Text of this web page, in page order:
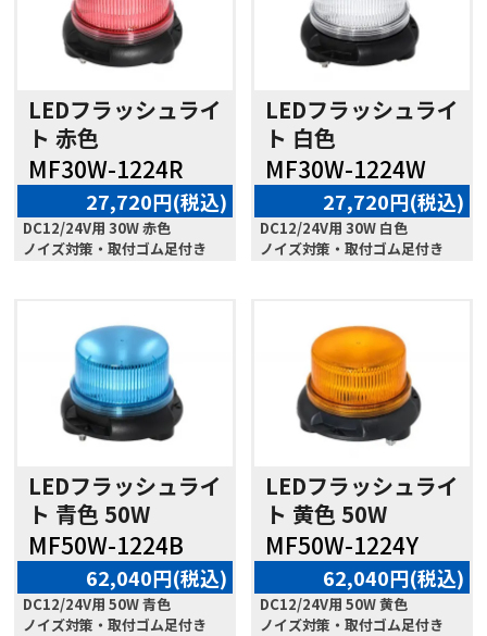
LEDフラッシュライ
ト 赤色
MF30W-1224R
27,720円(税込)
DC12/24V用 30W 赤色
ノイズ対策・取付ゴム足付き
LEDフラッシュライ
ト 白色
MF30W-1224W
27,720円(税込)
DC12/24V用 30W 白色
ノイズ対策・取付ゴム足付き
LEDフラッシュライ
ト 青色 50W
MF50W-1224B
62,040円(税込)
DC12/24V用 50W 青色
ノイズ対策・取付ゴム足付き
LEDフラッシュライ
ト 黄色 50W
MF50W-1224Y
62,040円(税込)
DC12/24V用 50W 黄色
ノイズ対策・取付ゴム足付き